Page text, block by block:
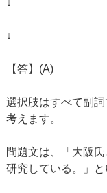
↓
↓
【答】(A)
選択肢はすべて副
考えます。
問題文は、「大阪
研究している。」と